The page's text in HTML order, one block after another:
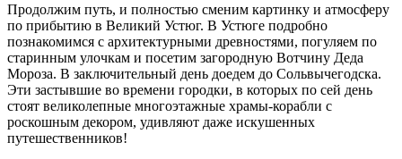
Продолжим путь, и полностью сменим картинку и атмосферу
по прибытию в Великий Устюг. В Устюге подробно
познакомимся с архитектурными древностями, погуляем по
старинным улочкам и посетим загородную Вотчину Деда
Мороза. В заключительный день доедем до Сольвычегодска.
Эти застывшие во времени городки, в которых по сей день
стоят великолепные многоэтажные храмы-корабли с
роскошным декором, удивляют даже искушенных
путешественников!